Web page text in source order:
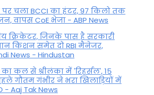
पर चला BCCI का हंटर, 97 किलो तक
वापस CoE भेजा - ABP News
क्रिकेटर, जिनके पास है सरकारी
किशन समेत दो RBI मैनेजर,
News - Hindustan
का कल से श्रीलंका में 'रिहर्सल', 15
गौतम गंभीर ने भरा ख‍िलाड़‍ियों में
- Aaj Tak News